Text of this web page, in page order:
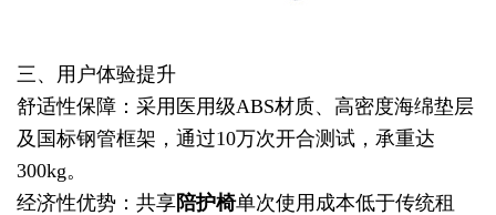
三、用户体验提升
舒适性保障：采用医用级ABS材质、高密度海绵垫层
及国标钢管框架，通过10万次开合测试，承重达
300kg。
经济性优势：共享陪护椅单次使用成本低于传统租